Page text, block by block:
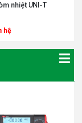
nhiệt UNI-T
hệ